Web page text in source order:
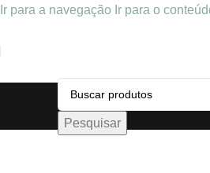
Ir para a navegação Ir para o
Pesquisar